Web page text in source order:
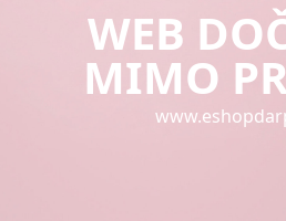
WEB
MIMO